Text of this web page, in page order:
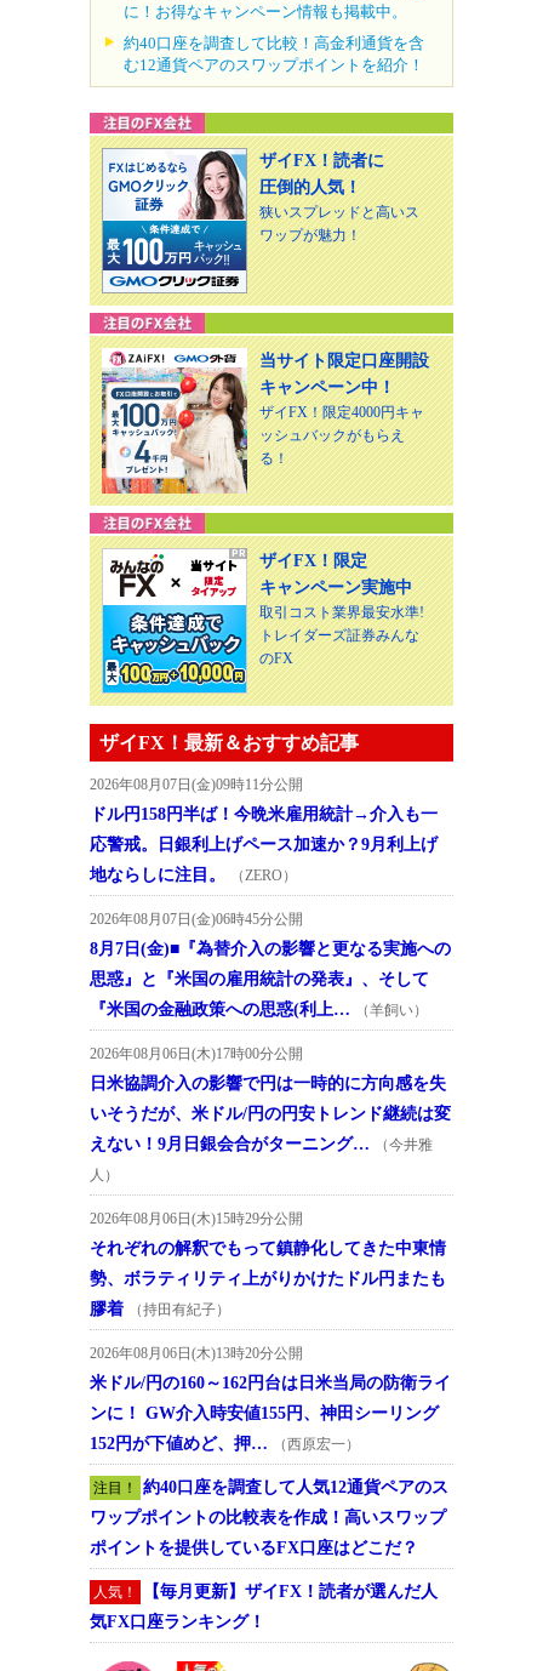
に！お得なキャンペーン情報も掲載中。
約40口座を調査して比較！高金利通貨を含
む12通貨ペアのスワップポイントを紹介！
ザイFX！読者に
圧倒的人気！
狭いスプレッドと高いス
ワップが魅力！
当サイト限定口座開設
キャンペーン中！
ザイFX！限定4000円キャ
ッシュバックがもらえ
る！
ザイFX！限定
キャンペーン実施中
取引コスト業界最安水準!
トレイダーズ証券みんな
のFX
ザイFX！最新＆おすすめ記事
2026年08月07日(金)09時11分公開
ドル円158円半ば！今晩米雇用統計→介入も一
応警戒。日銀利上げペース加速か？9月利上げ
地ならしに注目。
（ZERO）
2026年08月07日(金)06時45分公開
8月7日(金)■『為替介入の影響と更なる実施への
思惑』と『米国の雇用統計の発表』、そして
『米国の金融政策への思惑(利上…
（羊飼い）
2026年08月06日(木)17時00分公開
日米協調介入の影響で円は一時的に方向感を失
いそうだが、米ドル/円の円安トレンド継続は変
えない！9月日銀会合がターニング…
（今井雅
人）
2026年08月06日(木)15時29分公開
それぞれの解釈でもって鎮静化してきた中東情
勢、ボラティリティ上がりかけたドル円またも
膠着
（持田有紀子）
2026年08月06日(木)13時20分公開
米ドル/円の160～162円台は日米当局の防衛ライ
ンに！ GW介入時安値155円、神田シーリング
152円が下値めど、押…
（西原宏一）
注目！
約40口座を調査して人気12通貨ペアのス
ワップポイントの比較表を作成！高いスワップ
ポイントを提供しているFX口座はどこだ？
人気！
【毎月更新】ザイFX！読者が選んだ人
気FX口座ランキング！